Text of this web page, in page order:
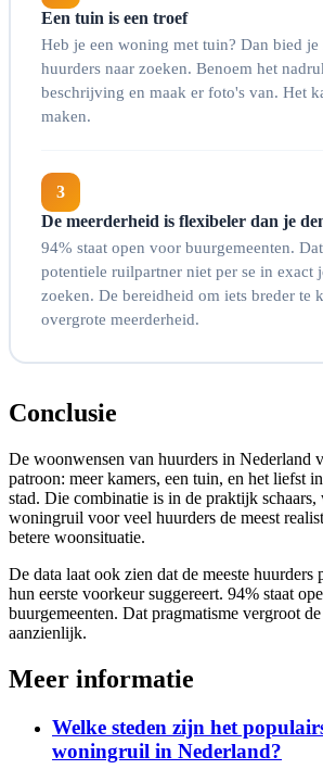
Een tuin is een troef
Heb je een woning met tuin? Dan bied je
huurders naar zoeken. Benoem het
beschrijving en maak er foto's van. Het
maken.
3
De meerderheid is flexibeler dan je
94% staat open voor buurgemeenten.
potentiele ruilpartner niet per se in exact
zoeken. De bereidheid om iets breder te
overgrote meerderheid.
Conclusie
De woonwensen van huurders in Nederland
patroon: meer kamers, een tuin, en het liefst
stad. Die combinatie is in de praktijk
woningruil voor veel huurders de meest
betere woonsituatie.
De data laat ook zien dat de meeste huurders
hun eerste voorkeur suggereert. 94% staat
buurgemeenten. Dat pragmatisme vergroot
aanzienlijk.
Meer informatie
Welke steden zijn het
woningruil in Nederland?